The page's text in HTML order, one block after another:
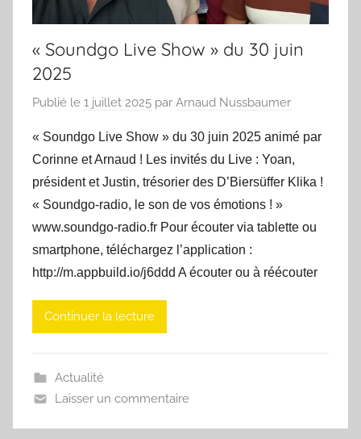
« Soundgo Live Show » du 30 juin
2025
Publié le 1 juillet 2025 par Arnaud Nussbaumer
« Soundgo Live Show » du 30 juin 2025 animé par
Corinne et Arnaud ! Les invités du Live : Yoan,
président et Justin, trésorier des D’Biersüffer Klika !
« Soundgo-radio, le son de vos émotions ! »
www.soundgo-radio.fr Pour écouter via tablette ou
smartphone, téléchargez l’application :
http://m.appbuild.io/j6ddd A écouter ou à réécouter
Continuer la lecture
Actualité
Laisser un commentaire